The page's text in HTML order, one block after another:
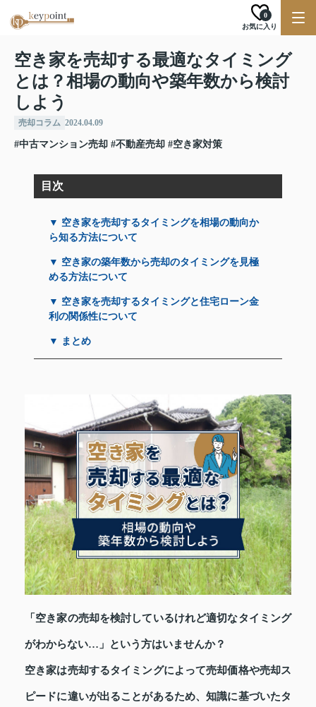
お気に入り
0
空き家を売却する最適なタイミング
とは？相場の動向や築年数から検討
しよう
売却コラム 2024.04.09
#中古マンション売却 #不動産売却 #空き家対策
目次
▼ 空き家を売却するタイミングを相場の動向か
ら知る方法について
▼ 空き家の築年数から売却のタイミングを見極
める方法について
▼ 空き家を売却するタイミングと住宅ローン金
利の関係性について
▼ まとめ
「空き家の売却を検討しているけれど適切なタイミング
がわからない…」という方はいませんか？
空き家は売却するタイミングによって売却価格や売却ス
ピードに違いが出ることがあるため、知識に基づいたタ